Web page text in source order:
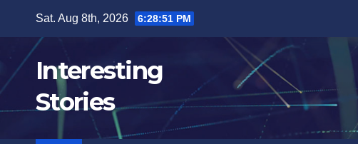
content
Sat. Aug 8th, 2026 6:28:52 PM
Interesting
Stories